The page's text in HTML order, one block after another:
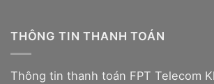
THÔNG TIN THANH TOÁN
Thông tin thanh toán FPT Telecom